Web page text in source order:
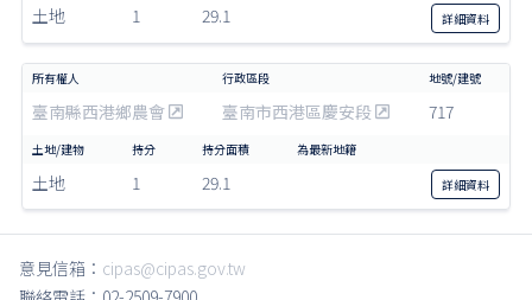
土地 1 29.1 詳細資料
臺南縣西港鄉農會 臺南市西港區慶安段 717
土地 1 29.1 詳細資料
意見信箱： cipas@cipas.gov.tw